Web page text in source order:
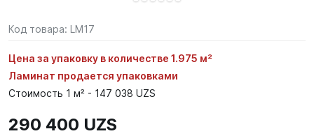
Код товара: LM17
Цена за упаковку в количестве 1.975 м²
Ламинат продается упаковками
Стоимость 1 м² - 147 038 UZS
290 400 UZS